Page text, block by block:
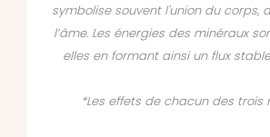
symbolise souvent l'union du corps,
l’âme. Les énergies des minéraux
elles en formant ainsi un flux
*Les effets de chacun des trois